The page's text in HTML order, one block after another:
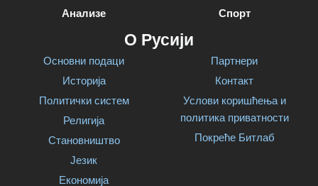
Анализе
Спорт
О Русији
Основни подаци
Историја
Политички систем
Религија
Становништво
Језик
Економија
Партнери
Контакт
Услови коришћења и
политика приватности
Покреће Битлаб